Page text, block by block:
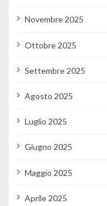
Novembre 2025
Ottobre 2025
Settembre 2025
Agosto 2025
Luglio 2025
Giugno 2025
Maggio 2025
Aprile 2025